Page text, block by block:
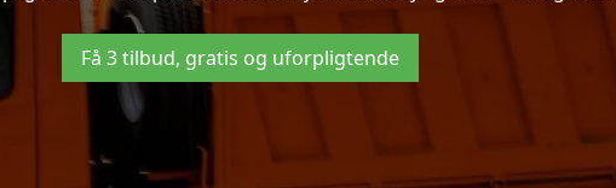
Få 3 tilbud, gratis og uforpligtende